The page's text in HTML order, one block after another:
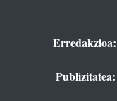
Erredakzioa:
Publizitatea: